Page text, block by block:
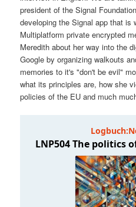
h
a
l
I
n
h
president of the Signal
developing the Signal app that is
Multiplatform private encrypted
Meredith about her way into the
Google by organizing walkouts
memories to it's "don't be evil"
what its principles are, how she
policies of the EU and much